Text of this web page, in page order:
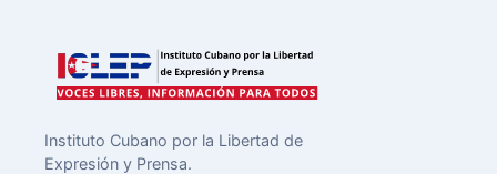
Instituto Cubano por la Libertad de
Expresión y Prensa.